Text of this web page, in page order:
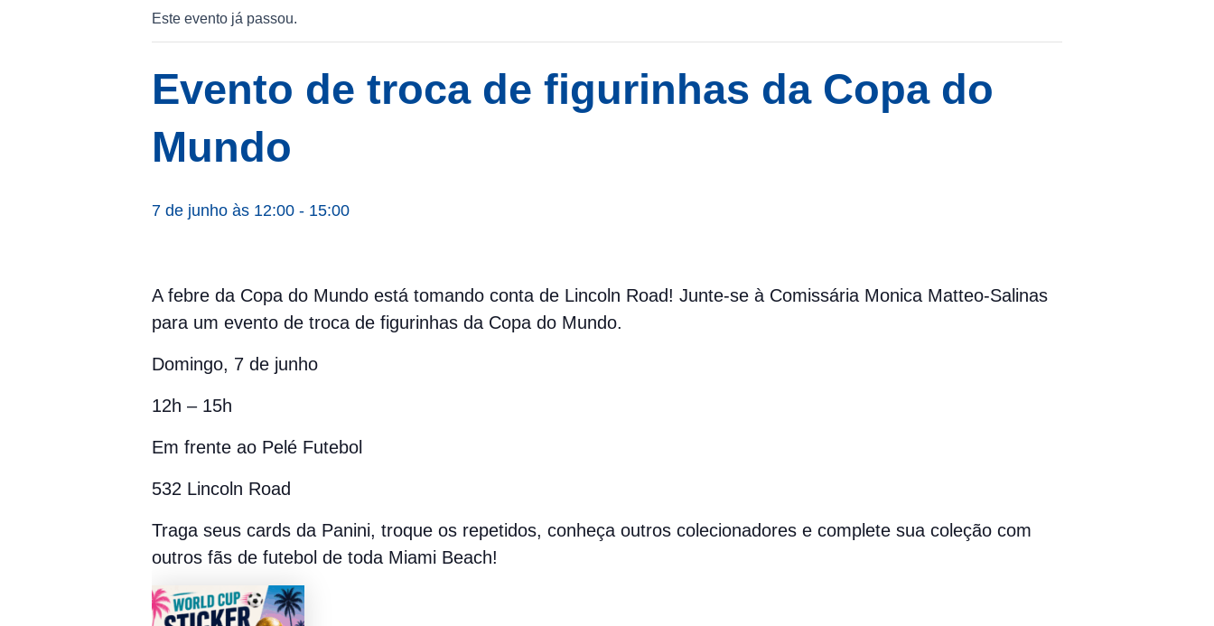
Este evento já passou.
Evento de troca de figurinhas da Copa do
Mundo
7 de junho às 12:00 - 15:00
A febre da Copa do Mundo está tomando conta de Lincoln Road! Junte-se à Comissária Monica Matteo-Salinas
para um evento de troca de figurinhas da Copa do Mundo.
Domingo, 7 de junho
12h – 15h
Em frente ao Pelé Futebol
532 Lincoln Road
Traga seus cards da Panini, troque os repetidos, conheça outros colecionadores e complete sua coleção com
outros fãs de futebol de toda Miami Beach!